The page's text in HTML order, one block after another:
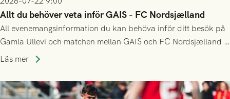
Allt du behöver veta inför GAIS - FC Nordsjælland
All evenemangsinformation du kan behöva inför ditt besök på
Gamla Ullevi och matchen mellan GAIS och FC Nordsjælland i
kvalet till Conference League! Avspark kl 19.00 på torsdag
Läs mer